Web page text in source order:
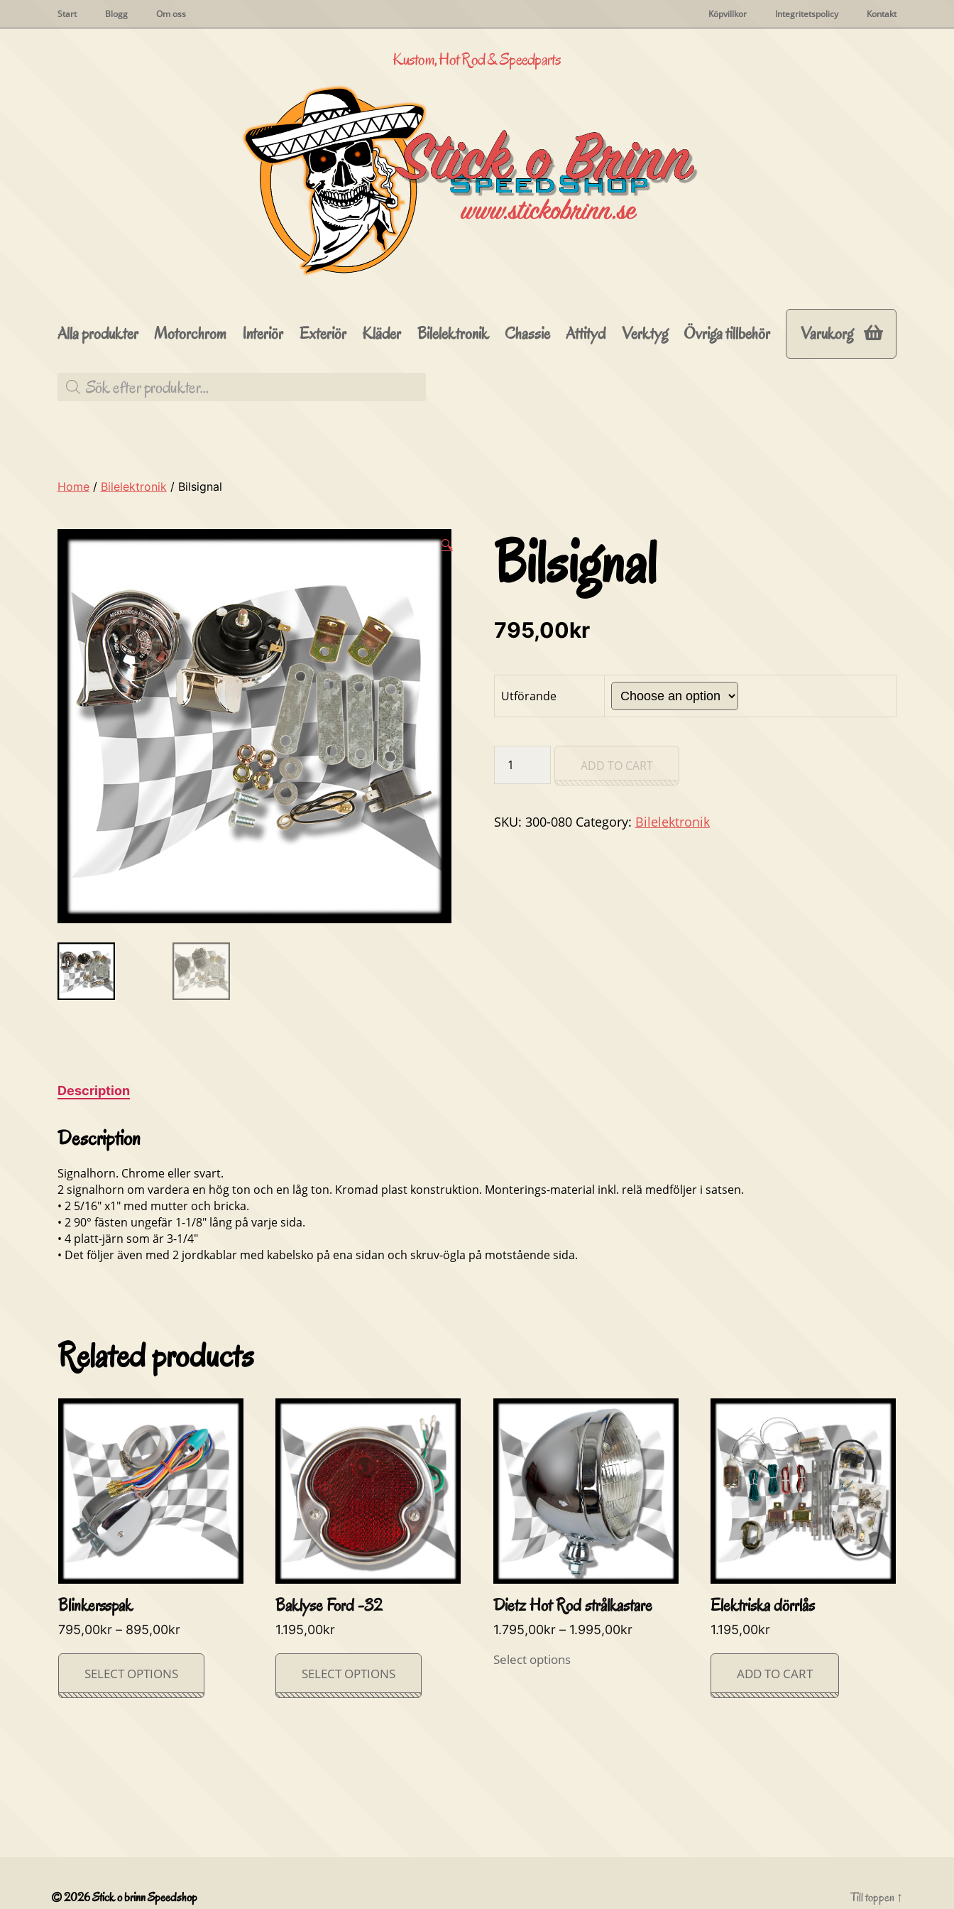
Start Blogg Om oss Köpvillkor Integritetspolicy Kontakt
Kustom, Hot Rod & Speedparts
brinn
Speedshop
Alla produkter Motorchrom Interiör Exteriör Kläder Bilelektronik Chassie Attityd Verktyg Övriga tillbehör Varukorg
Produktsökning
Home/ Bilelektronik / Bilsignal
🔍 Bilsignal
795,00kr
Utförande
quantity
ADD TO CART
SKU: 300-080 Category: Bilelektronik
Description
Description
Signalhorn. Chrome eller svart.
2 signalhorn om vardera en hög ton och en låg ton. Kromad plast konstruktion. Monterings-material inkl. relä medföljer i satsen.
• 2 5/16″ x1″ med mutter och bricka.
• 2 90° fästen ungefär 1-1/8″ lång på varje sida.
• 4 platt-järn som är 3-1/4″
• Det följer även med 2 jordkablar med kabelsko på ena sidan och skruv-ögla på motstående sida.
Related products
Blinkersspak
795,00kr – 895,00kr
SELECT OPTIONS
Baklyse Ford -32
1.195,00kr
SELECT OPTIONS
Dietz Hot Rod strålkastare
1.795,00kr– 1.995,00kr
Select options
Elektriska dörrlås
1.195,00kr
ADD TO CART
© 2026Stick o brinn Speedshop Till toppen ↑